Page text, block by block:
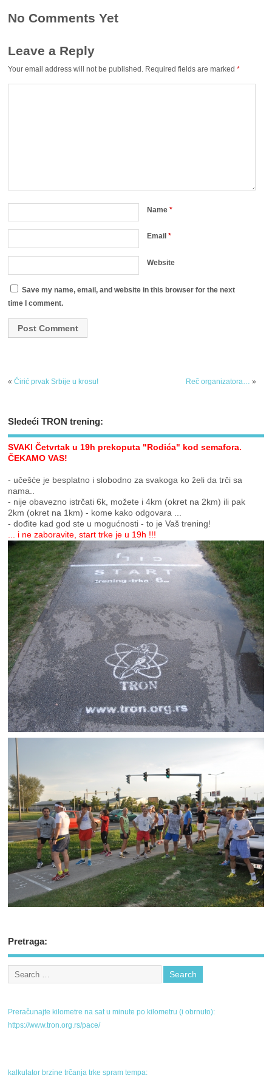
No Comments Yet
Leave a Reply
Your email address will not be published. Required fields are marked*
Name*
Email*
Website
Save my name, email, and website in this browser for the next
time I comment.
«Ćirić prvak Srbije u krosu! Reč organizatora… »
Sledeći TRON trening:
SVAKI Četvrtak u 19h prekoputa "Rodića" kod semafora.
ČEKAMO VAS!
- učešće je besplatno i slobodno za svakoga ko želi da trči sa
nama..
- nije obavezno istrčati 6k, možete i 4km (okret na 2km) ili pak
2km (okret na 1km) - kome kako odgovara ...
- dođite kad god ste u mogućnosti - to je Vaš trening!
... i ne zaboravite, start trke je u 19h !!!
Pretraga:
Preračunajte kilometre na sat u minute po kilometru (i obrnuto):
https://www.tron.org.rs/pace/
kalkulator brzine trčanja trke spram tempa: